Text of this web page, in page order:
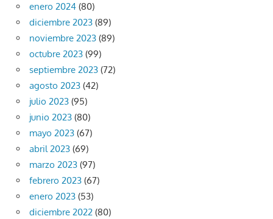
enero 2024 (80)
diciembre 2023 (89)
noviembre 2023 (89)
octubre 2023 (99)
septiembre 2023 (72)
agosto 2023 (42)
julio 2023 (95)
junio 2023 (80)
mayo 2023 (67)
abril 2023 (69)
marzo 2023 (97)
febrero 2023 (67)
enero 2023 (53)
diciembre 2022 (80)